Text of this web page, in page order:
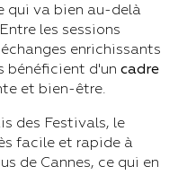
qui va bien au-delà
les sessions
enrichissants
bénéficient d'un cadre
et bien-être.
des Festivals, le
facile et rapide à
de Cannes, ce qui en